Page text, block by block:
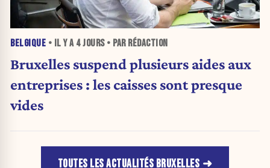
BELGIQUE • IL Y A 4 JOURS• PAR RÉDACTION
Bruxelles suspend plusieurs aides aux
entreprises : les caisses sont presque
vides
TOUTES LES ACTUALITÉS BRUXELLES